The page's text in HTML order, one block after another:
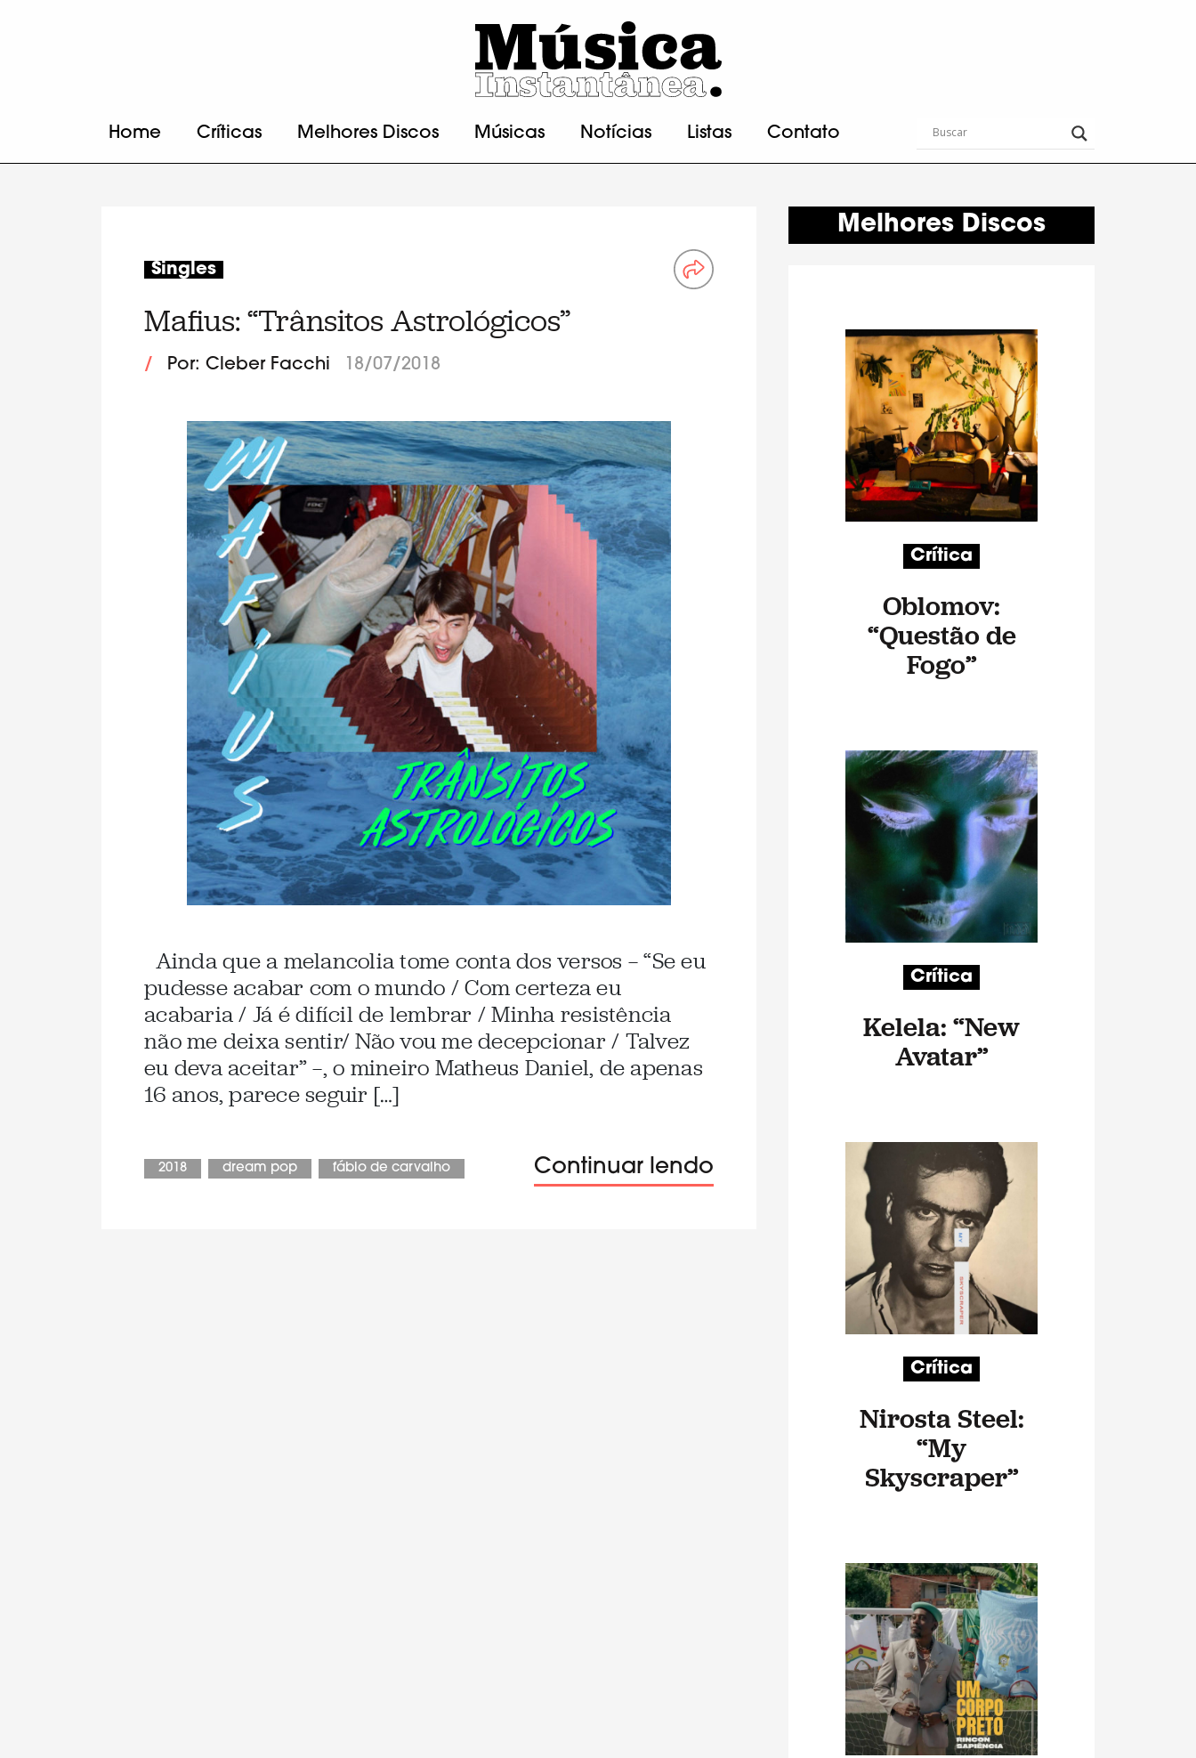
Home Críticas Melhores Discos Músicas Notícias Listas Contato
Singles
Mafius: “Trânsitos Astrológicos”
/ Por: Cleber Facchi 18/07/2018
Ainda que a melancolia tome conta dos versos — “Se eu
pudesse acabar com o mundo / Com certeza eu
acabaria / Já é difícil de lembrar / Minha resistência
não me deixa sentir/ Não vou me decepcionar / Talvez
eu deva aceitar” —, o mineiro Matheus Daniel, de apenas
16 anos, parece seguir […]
2018 dream pop fábio de carvalho Continuar lendo
Melhores Discos
Crítica
Oblomov:
“Questão de
Fogo”
Crítica
Kelela: “New
Avatar”
Crítica
Nirosta Steel:
“My
Skyscraper”